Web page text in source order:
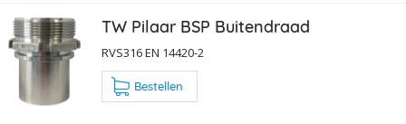
TW Pilaar BSP Buitendraad
RVS316 EN 14420-2
Bestellen